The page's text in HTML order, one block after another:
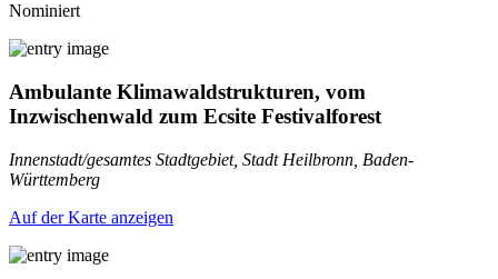
Nominiert
Ambulante Klimawaldstrukturen, vom
Inzwischenwald zum Ecsite Festivalforest
Innenstadt/gesamtes Stadtgebiet, Stadt Heilbronn, Baden-
Württemberg
Auf der Karte anzeigen